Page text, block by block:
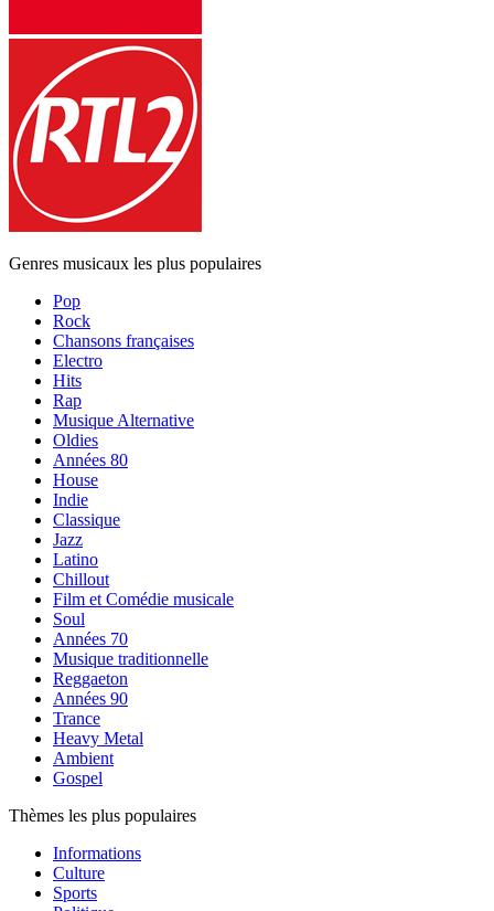
Genres musicaux les plus populaires
Pop
Rock
Chansons françaises
Electro
Hits
Rap
Musique Alternative
Oldies
Années 80
House
Indie
Classique
Jazz
Latino
Chillout
Film et Comédie musicale
Soul
Années 70
Musique traditionnelle
Reggaeton
Années 90
Trance
Heavy Metal
Ambient
Gospel
Thèmes les plus populaires
Informations
Culture
Sports